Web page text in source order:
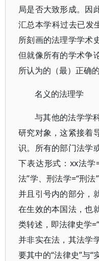
局是否大致形成。因
汇总本学科过去已发
所刻画的法理学学术
但就像所有的学术争
所认为的（最）正确的
名义的法理学
与其他的法学学
研究对象，这紧接着
识。所有的部门法学
下表达形式：xx法学
法”学、刑法学=“刑法
并且引号内的部分，
在生效的本国法，也
类转述，即法律史学
并非实在法，其法学
要其中的“法律史”与“